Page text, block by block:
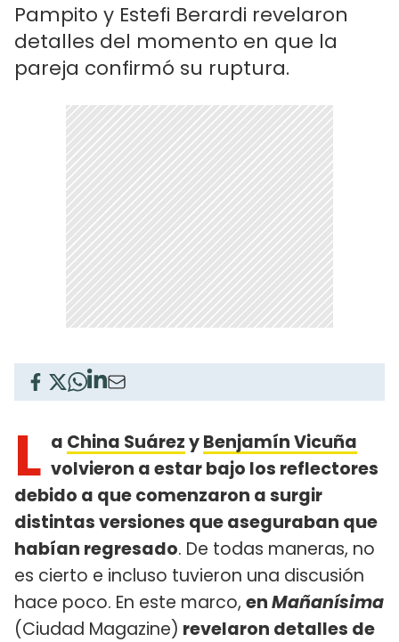
Pampito y Estefi Berardi revelaron
detalles del momento en que la
pareja confirmó su ruptura.
L a China SuárezyBenjamín Vicuña
volvieron a estar bajo los reflectores
debido a que comenzaron a surgir
distintas versiones que aseguraban que
habían regresado. De todas maneras, no
es cierto e incluso tuvieron una discusión
hace poco. En este marco, enMañanísima
(Ciudad Magazine) revelaron detalles de